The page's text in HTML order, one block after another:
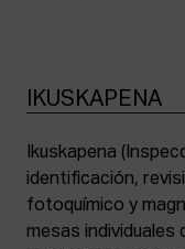
IKUSKAPENA
Ikuskapena
identificación,
fotoquímico y
mesas individuales